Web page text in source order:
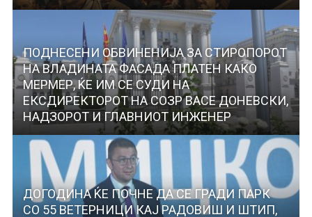
ПОДНЕСЕНИ ОБВИНЕНИЈА ЗА СТИРОПОРОТ
НА ВЛАДИНАТА ФАСАДА ПЛАТЕН КАКО
МЕРМЕР, ЌЕ ИМ СЕ СУДИ НА
ЕКСДИРЕКТОРОТ НА СОЗР ВАСЕ ДОНЕВСКИ,
НАДЗОРОТ И ГЛАВНИОТ ИНЖЕНЕР
ДОГОДИНА ЌЕ ПОЧНЕ ДА СЕ ГРАДИ ПАРК
СО 55 ВЕТЕРНИЦИ КАЈ РАДОВИШ И ШТИП,